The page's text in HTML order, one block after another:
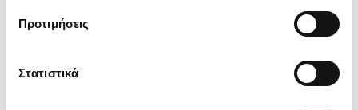
Προτιμήσεις
Στατιστικά